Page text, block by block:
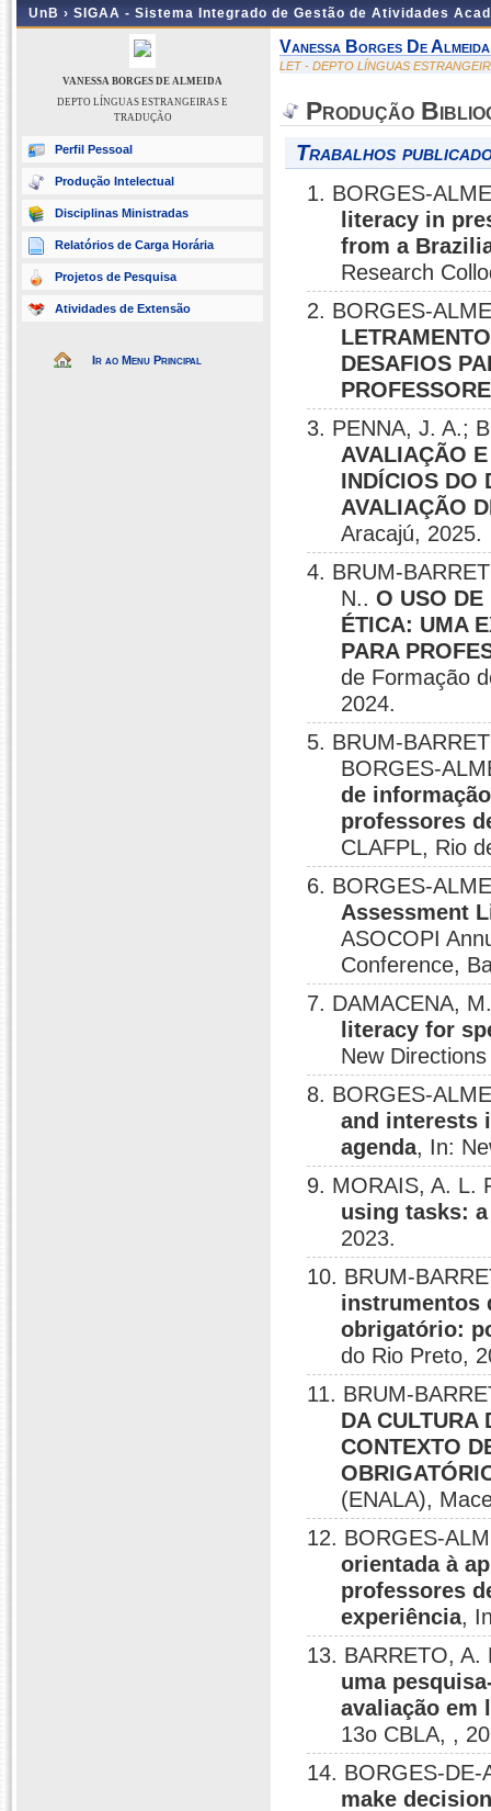
UnB › SIGAA - Sistema Integrado de Gestão de Atividades
VANESSA BORGES DE ALMEIDA
DEPTO LÍNGUAS ESTRANGEIRAS E
TRADUÇÃO
Perfil Pessoal
Produção Intelectual
Disciplinas Ministradas
Relatórios de Carga Horária
Projetos de Pesquisa
Atividades de Extensão
Ir ao Menu Principal
Vanessa Borges De Almeida
LET - DEPTO LÍNGUAS
Produção
Trabalhos
1. BORGES-
literacy in
from a
Research
2. BORGES-
DESAFIOS
3. PENNA, J. A.;
AVALIAÇÃO
INDÍCIOS DO
AVALIAÇÃO
Aracajú, 2025.
4. BRUM-
N..O USO DE
ÉTICA: UMA
PARA
de Formação
2024.
5. BRUM-
BORGES-
de
professores
CLAFPL, Rio
6. BORGES-
Assessment
ASOCOPI
Conference,
7. DAMACENA,
literacy for
New
8. BORGES-
and interests
agenda, In:
9. MORAIS, A. L.
using tasks:
2023.
10. BRUM-
instrumentos
obrigatório:
do Rio Preto,
11. BRUM-
DA CULTURA
CONTEXTO
(ENALA),
12. BORGES-
orientada à
professores
experiência,
13. BARRETO,
uma
avaliação em
13o CBLA, ,
14. BORGES-
make